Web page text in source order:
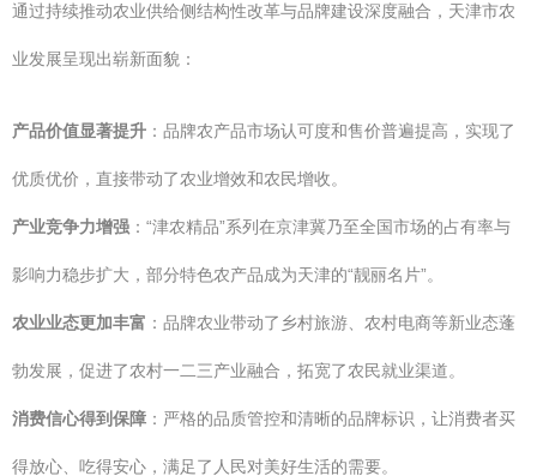
通过持续推动农业供给侧结构性改革与品牌建设深度融合，天津市农
业发展呈现出崭新面貌：
产品价值显著提升 ：品牌农产品市场认可度和售价普遍提高，实现了
优质优价，直接带动了农业增效和农民增收。
产业竞争力增强 ：“津农精品”系列在京津冀乃至全国市场的占有率与
影响力稳步扩大，部分特色农产品成为天津的“靓丽名片”。
农业业态更加丰富 ：品牌农业带动了乡村旅游、农村电商等新业态蓬
勃发展，促进了农村一二三产业融合，拓宽了农民就业渠道。
消费信心得到保障 ：严格的品质管控和清晰的品牌标识，让消费者买
得放心、吃得安心，满足了人民对美好生活的需要。